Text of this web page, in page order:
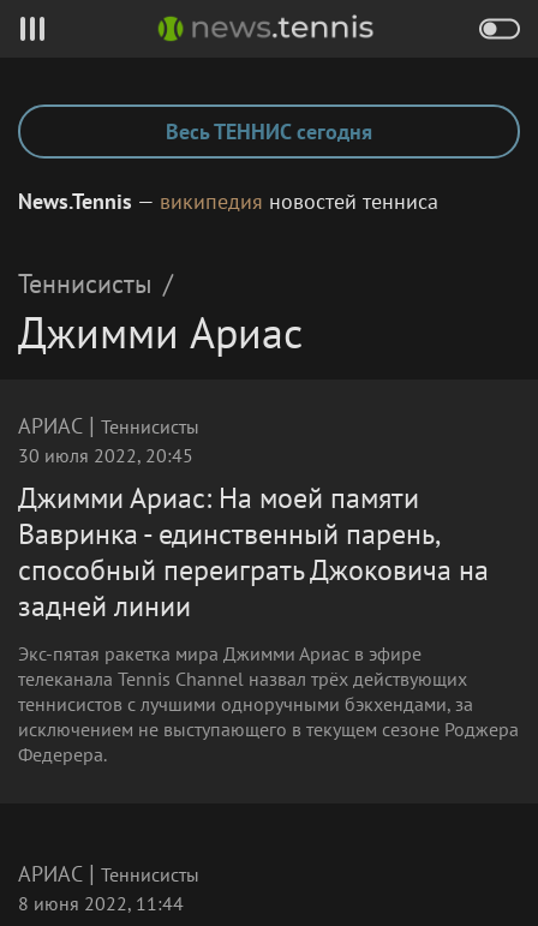
Весь ТЕННИС сегодня
News.Tennis — википедия новостей тенниса
Теннисисты /
Джимми Ариас
АРИАС | Теннисисты
30 июля 2022, 20:45
Джимми Ариас: На моей памяти
Вавринка - единственный парень,
способный переиграть Джоковича на
задней линии
Экс-пятая ракетка мира Джимми Ариас в эфире
телеканала Tennis Channel назвал трёх действующих
теннисистов с лучшими одноручными бэкхендами, за
исключением не выступающего в текущем сезоне Роджера
Федерера.
АРИАС | Теннисисты
8 июня 2022, 11:44